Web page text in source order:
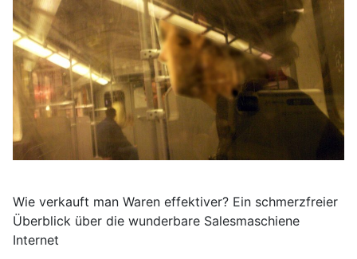
Wie verkauft man Waren effektiver? Ein schmerzfreier
Überblick über die wunderbare Salesmaschiene
Internet